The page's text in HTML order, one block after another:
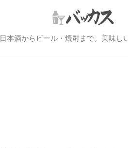
日本酒からビール・焼酎まで。美味し